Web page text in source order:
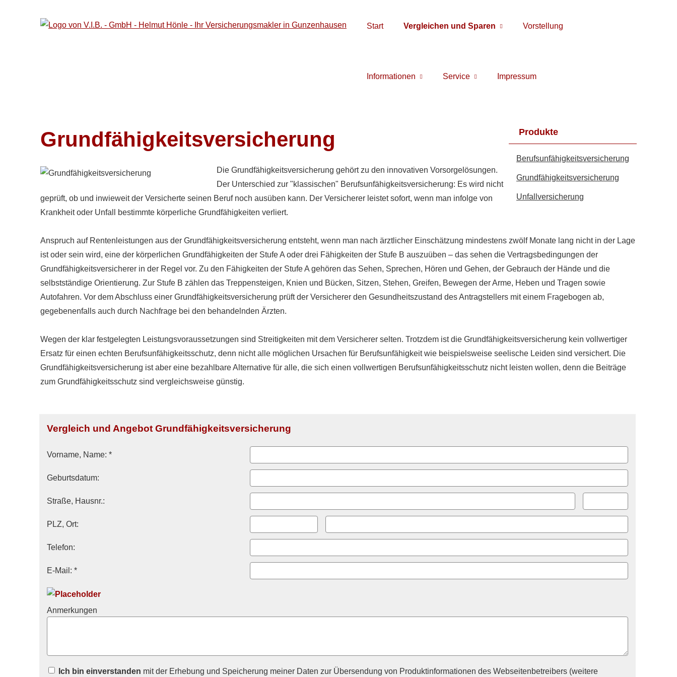
Start Vergleichen und Sparen Vorstellung
Informationen Service Impressum
Produkte
Berufs­unfähig­keitsversicherung
Grundfähigkeitsversicherung
Unfall­ver­si­che­rung
Grundfähigkeitsversicherung
Die Grundfähigkeitsversicherung gehört zu den innovativen Vorsorgelösungen.
Der Unterschied zur "klassischen" Berufs­unfähig­keitsversicherung: Es wird nicht
geprüft, ob und inwieweit der Versicherte seinen Beruf noch ausüben kann. Der Versicherer leistet sofort, wenn man infolge von
Krankheit oder Unfall bestimmte körperliche Grundfähigkeiten verliert.
Anspruch auf Rentenleistungen aus der Grundfähigkeitsversicherung entsteht, wenn man nach ärztlicher Einschätzung mindestens zwölf Monate lang nicht in der Lage
ist oder sein wird, eine der körperlichen Grundfähigkeiten der Stufe A oder drei Fähigkeiten der Stufe B auszuüben – das sehen die Vertragsbedingungen der
Grundfähigkeitsversicherer in der Regel vor. Zu den Fähigkeiten der Stufe A gehören das Sehen, Sprechen, Hören und Gehen, der Gebrauch der Hände und die
selbstständige Orientierung. Zur Stufe B zählen das Treppensteigen, Knien und Bücken, Sitzen, Stehen, Greifen, Bewegen der Arme, Heben und Tragen sowie
Autofahren. Vor dem Abschluss einer Grundfähigkeitsversicherung prüft der Versicherer den Gesundheitszustand des Antragstellers mit einem Fragebogen ab,
gegebenenfalls auch durch Nachfrage bei den behandelnden Ärzten.
Wegen der klar festgelegten Leistungsvoraussetzungen sind Streitigkeiten mit dem Versicherer selten. Trotzdem ist die Grundfähigkeitsversicherung kein vollwertiger
Ersatz für einen echten Berufs­unfähig­keitsschutz, denn nicht alle möglichen Ursachen für Berufs­unfähig­keit wie beispielsweise seelische Leiden sind versichert. Die
Grundfähigkeitsversicherung ist aber eine bezahlbare Alternative für alle, die sich einen vollwertigen Berufs­unfähig­keitsschutz nicht leisten wollen, denn die Beiträge
zum Grundfähigkeitsschutz sind vergleichsweise günstig.
Vergleich und Angebot Grundfähigkeitsversicherung
Vorname, Name: *
Geburts­datum:
Straße, Hausnr.:
PLZ, Ort:
Telefon:
E-Mail: *
Anmerkungen
Ich bin einverstanden mit der Erhebung und Speicherung meiner Daten zur Übersendung von Produktinformationen des Webseitenbetreibers (weitere